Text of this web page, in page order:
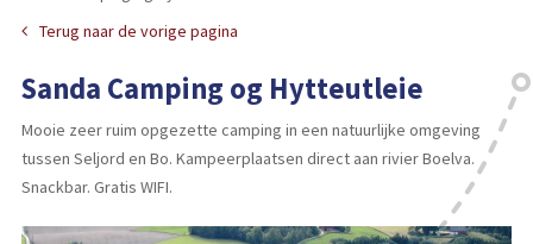
Terug naar de vorige pagina
Sanda Camping og Hytteutleie
Mooie zeer ruim opgezette camping in een natuurlijke omgeving
tussen Seljord en Bo. Kampeerplaatsen direct aan rivier Boelva.
Snackbar. Gratis WIFI.